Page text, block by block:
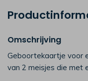
Omschrijving
Geboortekaartje voor
van 2 meisjes die met